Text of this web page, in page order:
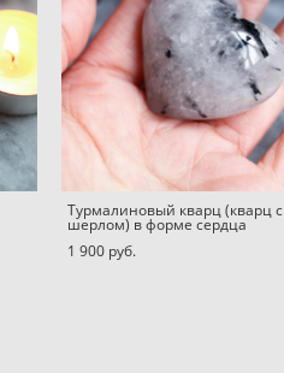
Турмалиновый кварц (кварц с
шерлом) в форме сердца
1 900 pуб.